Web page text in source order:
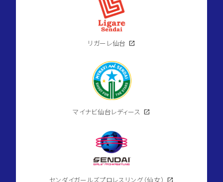
リガーレ仙台 open_in_new
マイナビ仙台レディース open_in_new
センダイガールズプロレスリング（仙女） open_in_new